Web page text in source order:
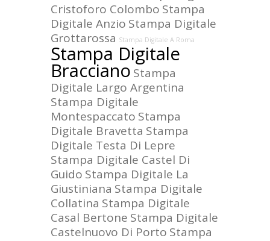
Cristoforo Colombo Stampa
Digitale Anzio Stampa Digitale
Grottarossa Stampa Digitale A Roma
Stampa Digitale
Bracciano Stampa
Digitale Largo Argentina
Stampa Digitale
Montespaccato Stampa
Digitale Bravetta Stampa
Digitale Testa Di Lepre
Stampa Digitale Castel Di
Guido Stampa Digitale La
Giustiniana Stampa Digitale
Collatina Stampa Digitale
Casal Bertone Stampa Digitale
Castelnuovo Di Porto Stampa